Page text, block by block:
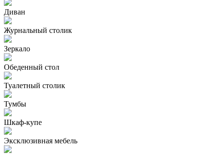
Диван
Журнальный столик
Зеркало
Обеденный стол
Туалетный столик
Тумбы
Шкаф-купе
Эксклюзивная мебель